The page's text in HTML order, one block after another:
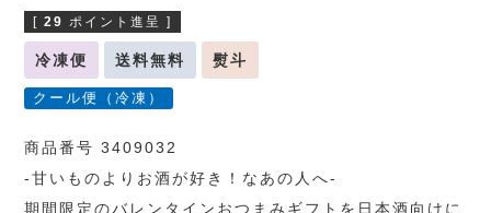
[ 29 ポイント進呈 ]
冷凍便 送料無料 熨斗
クール便（冷凍）
商品番号 3409032
-甘いものよりお酒が好き！なあの人へ-
期間限定のバレンタインおつまみギフトを日本酒向けに